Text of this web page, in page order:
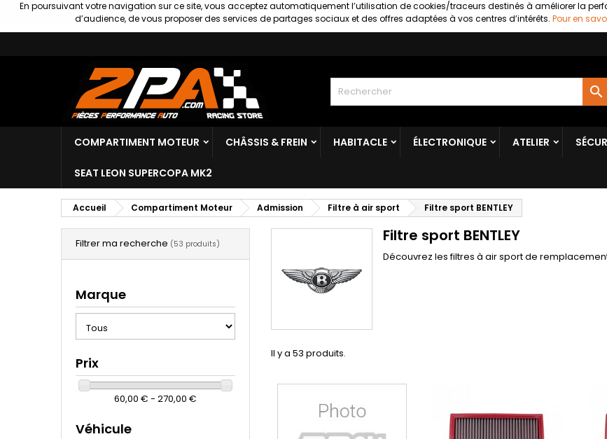
En poursuivant votre navigation sur ce site, vous acceptez automatiquement l’utilisation de cookies/traceurs destinés à améliorer la
d’audience, de vous proposer des services de partages sociaux et des offres adaptées à vos centres d’intérêts. Pour en

COMPARTIMENT MOTEUR CHÂSSIS & FREIN HABITACLE ÉLECTRONIQUE ATELIER
SEAT LEON SUPERCOPA MK2
Accueil Compartiment Moteur Admission Filtre à air sport Filtre sport BENTLEY
Filtrer ma recherche (53 produits)
Marque
Prix
60,00 € - 270,00 €
Véhicule
Filtre sport BENTLEY
Découvrez les filtres à air sport de remplacement
Il y a 53 produits.